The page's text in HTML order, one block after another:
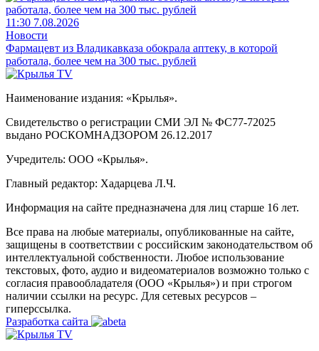
11:30 7.08.2026
Новости
Фармацевт из Владикавказа обокрала аптеку, в которой
работала, более чем на 300 тыс. рублей
Наименование издания: «Крылья».
Свидетельство о регистрации СМИ ЭЛ № ФС77-72025
выдано РОСКОМНАДЗОРОМ 26.12.2017
Учредитель: ООО «Крылья».
Главный редактор: Хадарцева Л.Ч.
Информация на сайте предназначена для лиц старше 16 лет.
Все права на любые материалы, опубликованные на сайте,
защищены в соответствии с российским законодательством об
интеллектуальной собственности. Любое использование
текстовых, фото, аудио и видеоматериалов возможно только с
согласия правообладателя (ООО «Крылья») и при строгом
наличии ссылки на ресурс. Для сетевых ресурсов –
гиперссылка.
Разработка сайта